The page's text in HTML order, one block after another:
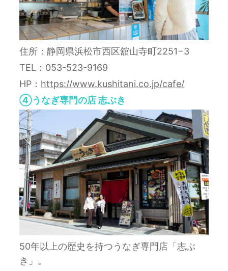
住所：静岡県浜松市西区舘山寺町2251−3
TEL：053-523-9169
HP： https://www.kushitani.co.jp/cafe/
④うなぎ専門の店 志ぶき
50年以上の歴史を持つうなぎ専門店「志ぶ
き」。